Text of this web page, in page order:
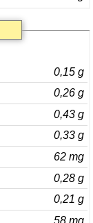
0,15 g
0,26 g
0,43 g
0,33 g
62 mg
0,28 g
0,21 g
58 mg